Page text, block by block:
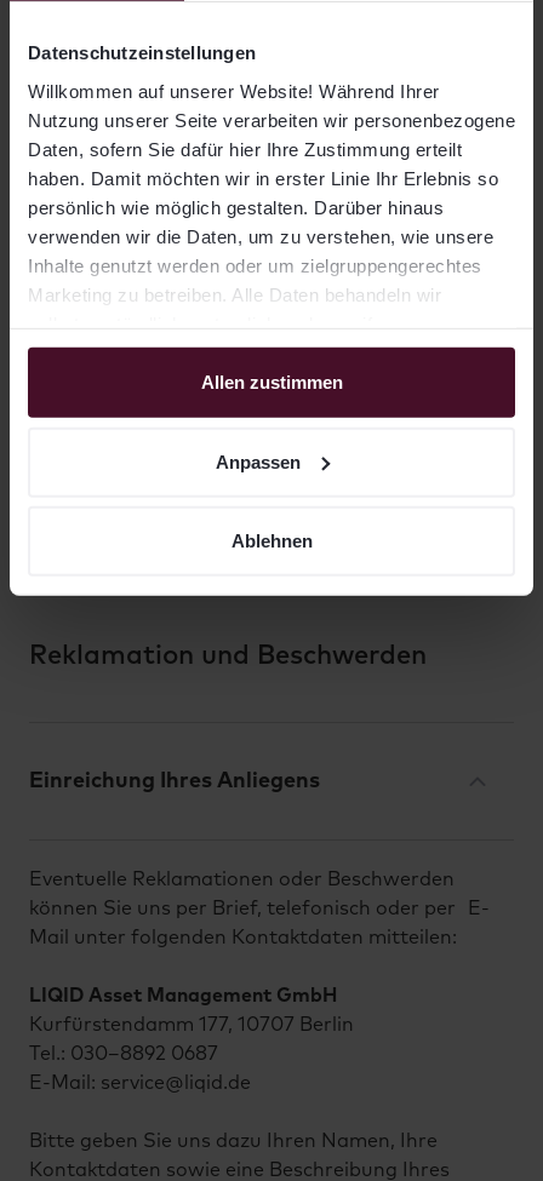
Datenschutzeinstellungen
Willkommen auf unserer Website! Während Ihrer
Nutzung unserer Seite verarbeiten wir personenbezogene
Daten, sofern Sie dafür hier Ihre Zustimmung erteilt
haben. Damit möchten wir in erster Linie Ihr Erlebnis so
persönlich wie möglich gestalten. Darüber hinaus
verwenden wir die Daten, um zu verstehen, wie unsere
Inhalte genutzt werden oder um zielgruppengerechtes
Marketing zu betreiben. Alle Daten behandeln wir
entsprechende Sicherheitsmaßnahmen. Für die
Verarbeitung nutzen wir u.a. Drittanbieter, mit denen wir
entsprechende Auftragsverarbeitungsverträge
in unserer Datenschutzerklärung, sowie im
Allen zustimmen
Anpassen
Ablehnen
VuV-Ombudsstelle
Für vermögensrechtliche Streitigkeiten aus
Finanzdienstleistungsverträgen ist die
Schlichtungsstelle des Verbandes unabhängiger
Vermögensverwalter Deutschland e. V. zuständig:
Wir sind Mitglied im Verband unabhängiger
Vermögensverwalter Deutschland e. V. und nach
Reklamation und Beschwerden
Einreichung Ihres Anliegens
Eventuelle Reklamationen oder Beschwerden
können Sie uns per Brief, telefonisch oder per E-
Mail unter folgenden Kontaktdaten mitteilen:
LIQID Asset Management GmbH
Kurfürstendamm 177, 10707 Berlin
Tel.: 030–8892 0687
E-Mail: service@liqid.de
Bitte geben Sie uns dazu Ihren Namen, Ihre
Kontaktdaten sowie eine Beschreibung Ihres